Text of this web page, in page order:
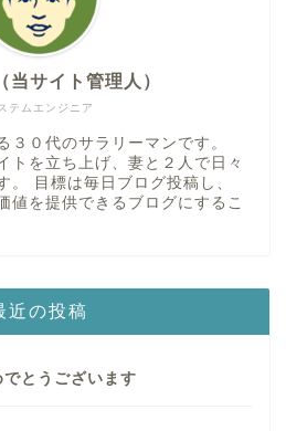
テムエンジニア
当サイト管理人）
３０代のサラリーマンです。
トを立ち上げ、妻と２人で日々
。 目標は毎日ブログ投稿し、
値を提供できるブログにするこ
近の投稿
とうございます